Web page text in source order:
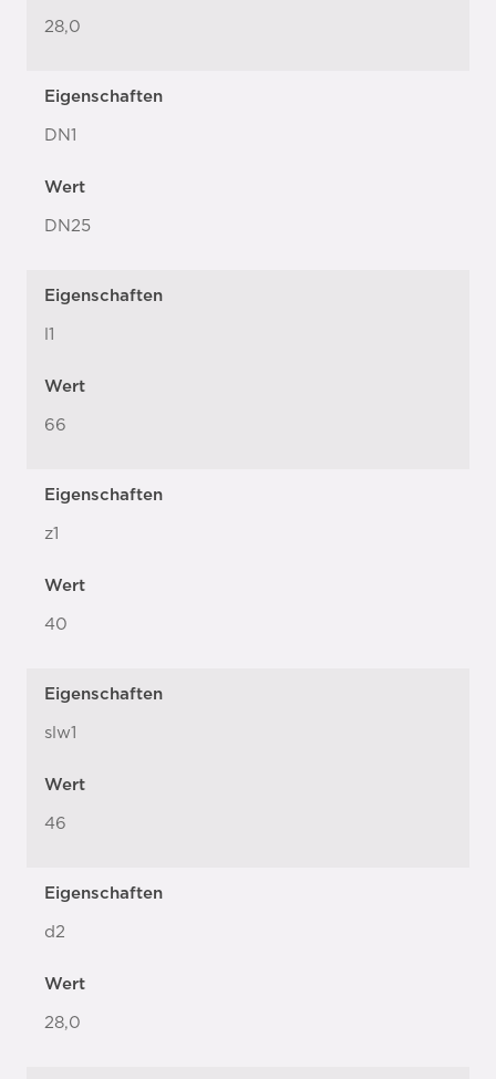
28,0
Eigenschaften
DN1
Wert
DN25
Eigenschaften
l1
Wert
66
Eigenschaften
z1
Wert
40
Eigenschaften
slw1
Wert
46
Eigenschaften
d2
Wert
28,0